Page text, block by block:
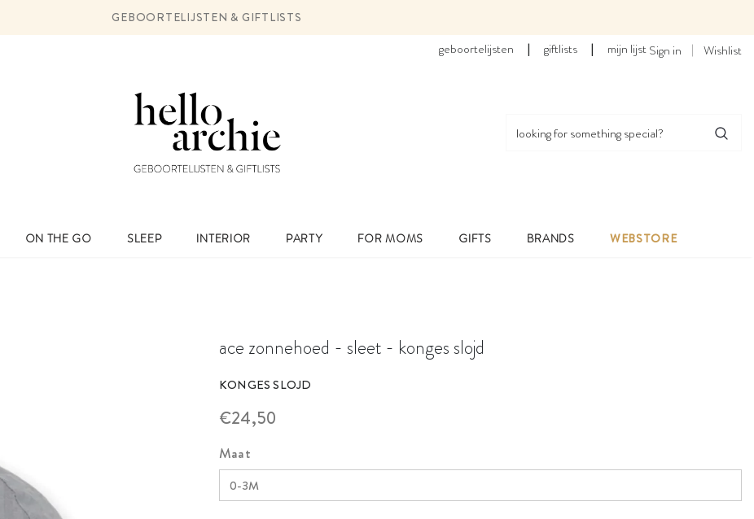
GEBOORTELIJSTEN & GIFTLISTS
geboortelijsten | giftlists | mijn lijstSign in Wishlist
ON THE GO SLEEP INTERIOR PARTY FOR MOMS GIFTS BRANDS WEBSTORE
ace zonnehoed - sleet - konges slojd
KONGES SLOJD
€24,50
Maat